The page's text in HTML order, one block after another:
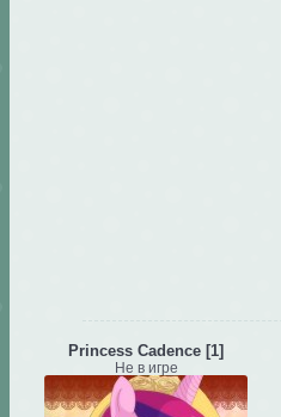
Princess Cadence [1]
Не в игре